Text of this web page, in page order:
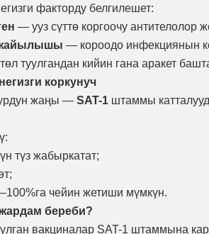
факторду белгилешет:
— ууз сүттө коргоочу антителолор
жайылышы — короодо инфекциянын
туулгандан кийин гана аракет
коркунуч
жаңы — SAT-1 штаммы
түз жабыркатат;
чейин жетиши мүмкүн.
береби?
вакциналар SAT-1 штаммына